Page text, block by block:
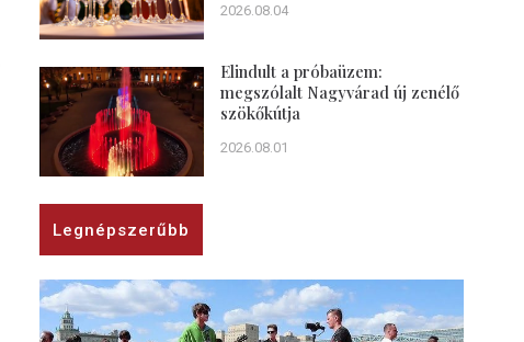
2026.08.04
Elindult a próbaüzem:
megszólalt Nagyvárad új zenélő
szökőkútja
2026.08.01
Legnépszerűbb